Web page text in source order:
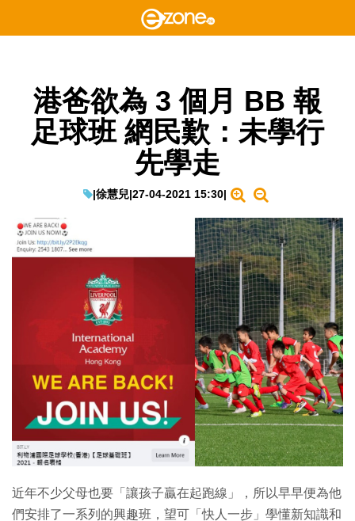
港爸欲為 3 個月 BB 報
足球班 網民歎：未學行
先學走
|徐慧兒|27-04-2021 15:30|
近年不少父母也要「讓孩子贏在起跑線」，所以早早便為他
們安排了一系列的興趣班，望可「快人一步」學懂新知識和